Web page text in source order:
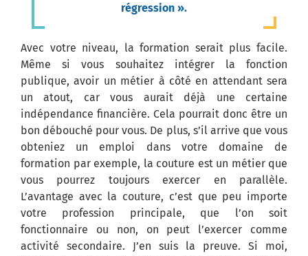
régression ».
Avec votre niveau, la formation serait plus facile.
Même si vous souhaitez intégrer la fonction
publique, avoir un métier à côté en attendant sera
un atout, car vous aurait déjà une certaine
indépendance financière. Cela pourrait donc être un
bon débouché pour vous. De plus, s’il arrive que vous
obteniez un emploi dans votre domaine de
formation par exemple, la couture est un métier que
vous pourrez toujours exercer en parallèle.
L’avantage avec la couture, c’est que peu importe
votre profession principale, que l’on soit
fonctionnaire ou non, on peut l’exercer comme
activité secondaire. J’en suis la preuve. Si moi,